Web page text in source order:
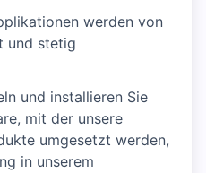
werden von
und stetig
und installieren Sie
mit der unsere
umgesetzt werden,
in unserem